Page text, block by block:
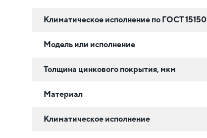
Климатическое исполнение по ГОСТ 15150
Модель или исполнение
Толщина цинкового покрытия, мкм
Материал
Климатическое исполнение